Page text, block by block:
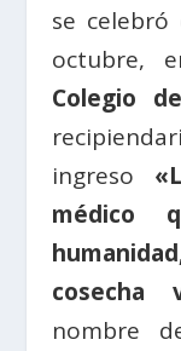
se celebró
octubre,
Colegio
ingreso
médico
cosecha
nombre